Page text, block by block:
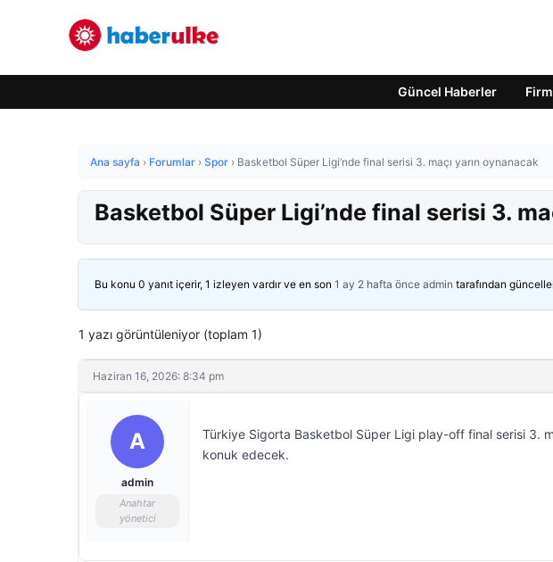
Güncel Haberler
Ana sayfa › Forumlar › Spor › Basketbol Süper Ligi’nde final serisi 3. maçı yarın oynanacak
Basketbol Süper Ligi’nde final serisi 3.
Bu konu 0 yanıt içerir, 1 izleyen vardır ve en son 1 ay 2 hafta önce admin tarafından
1 yazı görüntüleniyor (toplam 1)
Haziran 16, 2026: 8:34 pm
A
admin
Anahtar
yönetici
Türkiye Sigorta Basketbol Süper Ligi play-off final serisi 3.
konuk edecek.